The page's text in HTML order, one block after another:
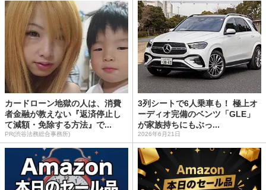
カードローン地獄の人は、消費
者金融が教えない『返済停止し
て減額・免除する方法』で...
PR(渋谷法務総合事務所)
3列シートで6人乗車も！ 極上オ
ーディオ完備のベンツ「GLE」
が家族持ちにもぶっ...
2026年6月21日